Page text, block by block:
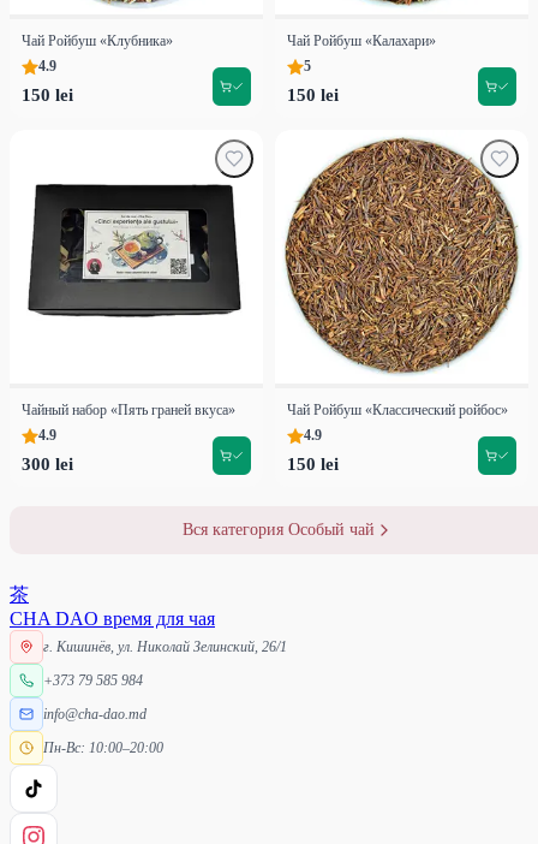
Чай Ройбуш «Клубника»
4.9
150 lei
Чай Ройбуш «Калахари»
5
150 lei
Чайный набор «Пять граней вкуса»
4.9
300 lei
Чай Ройбуш «Классический ройбос»
4.9
150 lei
Вся категория Особый чай
茶
CHA DAO время для чая
г. Кишинёв, ул. Николай Зелинский, 26/1
+373 79 585 984
info@cha-dao.md
Пн-Вс: 10:00–20:00